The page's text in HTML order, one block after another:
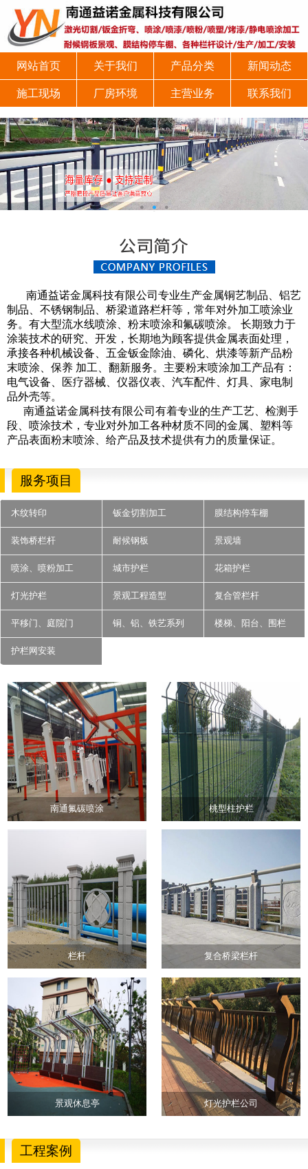
网站首页 关于我们 产品分类 新闻动态
施工现场 厂房环境 主营业务 联系我们
南通益诺金属科技有限公司专业生产金属铜艺制品、铝艺
制品、不锈钢制品、桥梁道路栏杆等，常年对外加工喷涂业
务。有大型流水线喷涂、粉末喷涂和氟碳喷涂。 长期致力于
涂装技术的研究、开发，长期地为顾客提供金属表面处理，
承接各种机械设备、五金钣金除油、磷化、烘漆等新产品粉
末喷涂、保养 加工、翻新服务。主要粉末喷涂加工产品有：
电气设备、医疗器械、仪器仪表、汽车配件、灯具、家电制
品外壳等。
南通益诺金属科技有限公司有着专业的生产工艺、检测手
段、喷涂技术，专业对外加工各种材质不同的金属、塑料等
产品表面粉末喷涂、给产品及技术提供有力的质量保证。
服务项目
木纹转印 钣金切割加工 膜结构停车棚
装饰桥栏杆 耐候钢板 景观墙
喷涂、喷粉加工 城市护栏 花箱护栏
灯光护栏 景观工程造型 复合管栏杆
平移门、庭院门 铜、铝、铁艺系列 楼梯、阳台、围栏
护栏网安装
南通氟碳喷涂 桃型柱护栏
栏杆 复合桥梁栏杆
景观休息亭 灯光护栏公司
工程案例